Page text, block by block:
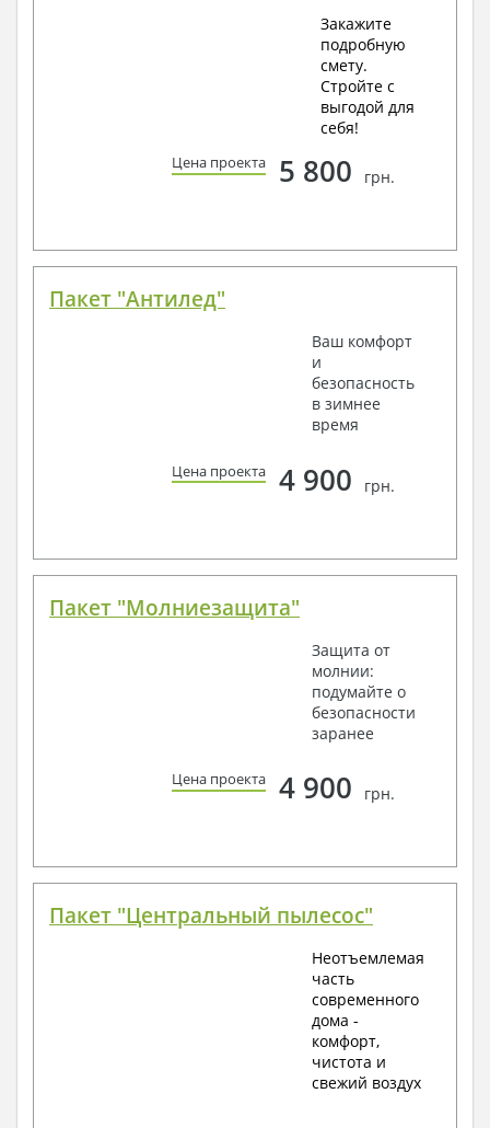
Закажите
подробную
смету.
Стройте с
выгодой для
себя!
Цена проекта 5 800 грн.
Пакет "Антилед"
Ваш комфорт
и
безопасность
в зимнее
время
Цена проекта 4 900 грн.
Пакет "Молниезащита"
Защита от
молнии:
подумайте о
безопасности
заранее
Цена проекта 4 900 грн.
Пакет "Центральный пылесос"
Неотъемлемая
часть
современного
дома -
комфорт,
чистота и
свежий воздух